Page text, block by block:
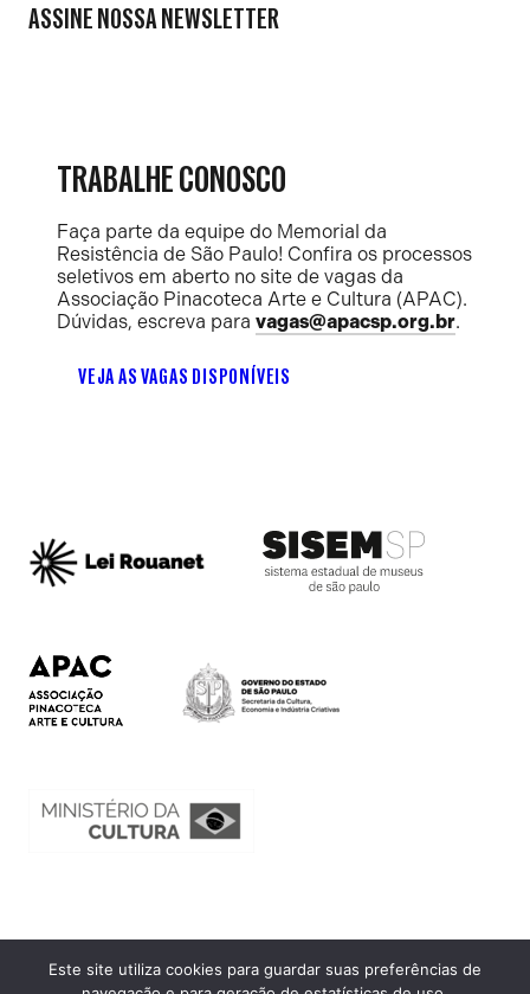
ASSINE NOSSA NEWSLETTER
TRABALHE CONOSCO
Faça parte da equipe do Memorial da
Resistência de São Paulo! Confira os processos
seletivos em aberto no site de vagas da
Associação Pinacoteca Arte e Cultura (APAC).
Dúvidas, escreva para vagas@apacsp.org.br.
VEJA AS VAGAS DISPONÍVEIS
Ouvidoria
Este site utiliza cookies para guardar suas preferências de